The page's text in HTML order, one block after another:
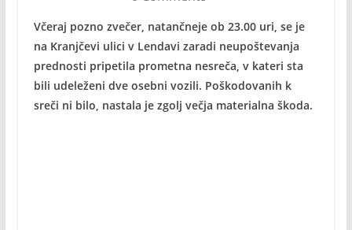
Včeraj pozno zvečer, natančneje ob 23.00 uri, se je
na Kranjčevi ulici v Lendavi zaradi neupoštevanja
prednosti pripetila prometna nesreča, v kateri sta
bili udeleženi dve osebni vozili. Poškodovanih k
sreči ni bilo, nastala je zgolj večja materialna škoda.